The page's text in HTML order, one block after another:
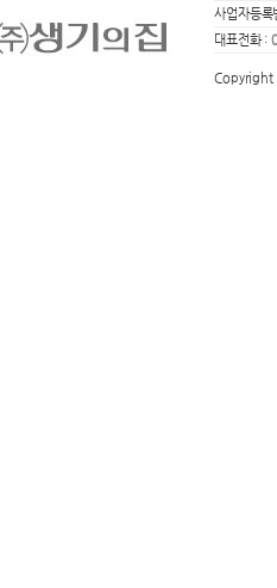
사업자등
대표전화 :
Copyright